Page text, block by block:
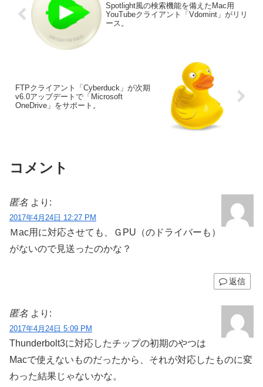
Spotlight風の検索機能を備えたMac用
YouTubeクライアント「Vdomint」がリリ
ース。
FTPクライアント「Cyberduck」が次期
v6.0アップデートで「Microsoft
OneDrive」をサポート。
コメント
匿名 より:
2017年4月24日 12:27 PM
Ｍac用に対応させても、ＧPU（のドライバーも）
がないので見送ったのかな？
返信
匿名 より:
2017年4月24日 5:09 PM
Thunderbolt3に対応したチップの初期のやつは
Macで使えないものだったから、それが対応したものに変
わった結果じゃないかな。